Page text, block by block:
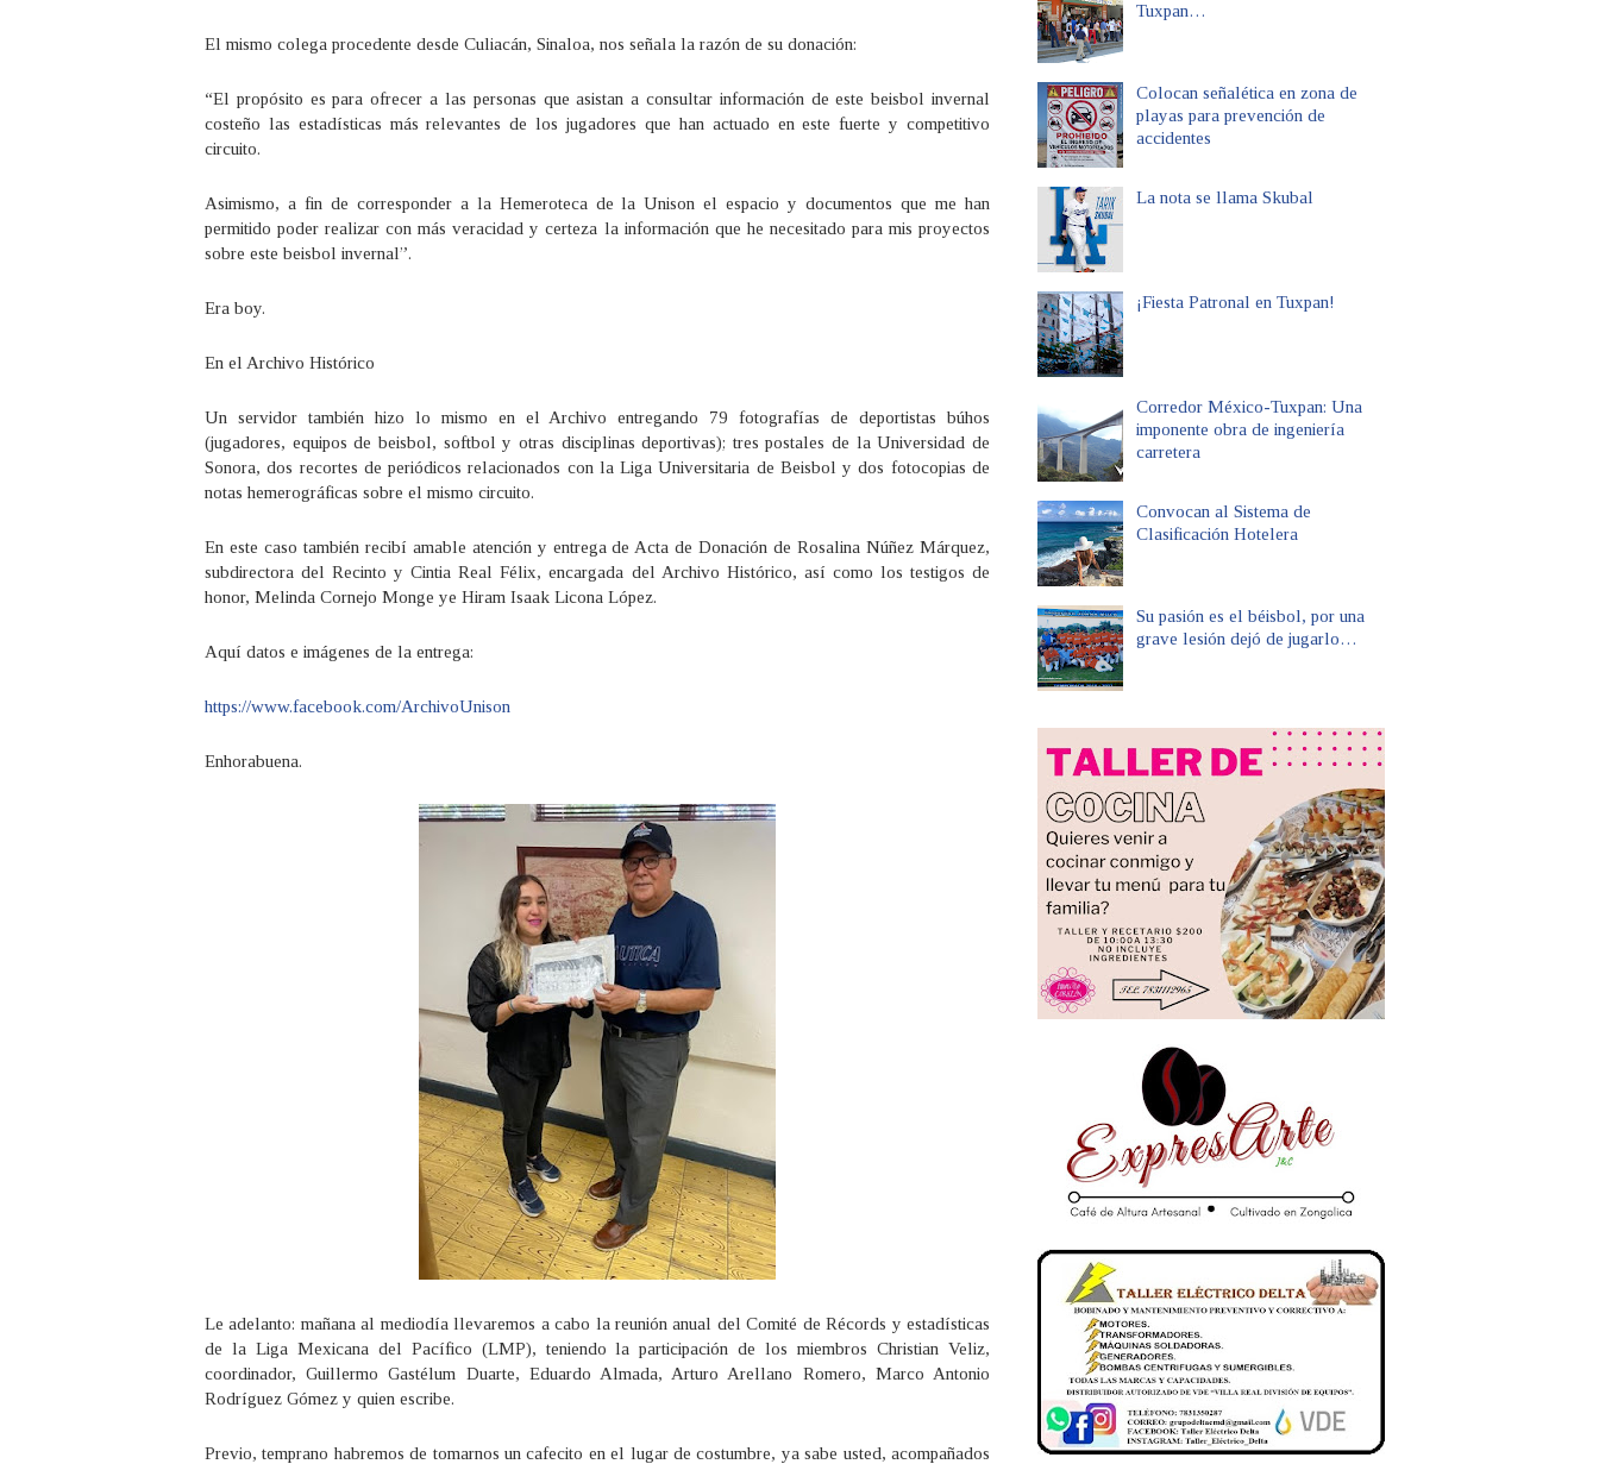
El mismo colega procedente desde Culiacán, Sinaloa, nos señala la razón de su donación:
“El propósito es para ofrecer a las personas que asistan a consultar información de este beisbol invernal
costeño las estadísticas más relevantes de los jugadores que han actuado en este fuerte y competitivo
circuito.
Asimismo, a fin de corresponder a la Hemeroteca de la Unison el espacio y documentos que me han
permitido poder realizar con más veracidad y certeza la información que he necesitado para mis proyectos
sobre este beisbol invernal”.
Era boy.
En el Archivo Histórico
Un servidor también hizo lo mismo en el Archivo entregando 79 fotografías de deportistas búhos
(jugadores, equipos de beisbol, softbol y otras disciplinas deportivas); tres postales de la Universidad de
Sonora, dos recortes de periódicos relacionados con la Liga Universitaria de Beisbol y dos fotocopias de
notas hemerográficas sobre el mismo circuito.
En este caso también recibí amable atención y entrega de Acta de Donación de Rosalina Núñez Márquez,
subdirectora del Recinto y Cintia Real Félix, encargada del Archivo Histórico, así como los testigos de
honor, Melinda Cornejo Monge ye Hiram Isaak Licona López.
Aquí datos e imágenes de la entrega:
https://www.facebook.com/ArchivoUnison
Enhorabuena.
Le adelanto: mañana al mediodía llevaremos a cabo la reunión anual del Comité de Récords y estadísticas
de la Liga Mexicana del Pacífico (LMP), teniendo la participación de los miembros Christian Veliz,
coordinador, Guillermo Gastélum Duarte, Eduardo Almada, Arturo Arellano Romero, Marco Antonio
Rodríguez Gómez y quien escribe.
Previo, temprano habremos de tomarnos un cafecito en el lugar de costumbre, ya sabe usted, acompañados
Tuxpan…
Colocan señalética en zona de
playas para prevención de
accidentes
La nota se llama Skubal
¡Fiesta Patronal en Tuxpan!
Corredor México-Tuxpan: Una
imponente obra de ingeniería
carretera
Convocan al Sistema de
Clasificación Hotelera
Su pasión es el béisbol, por una
grave lesión dejó de jugarlo…